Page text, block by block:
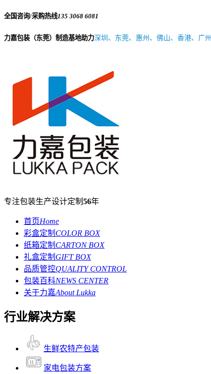
全国咨询/采购热线135 3068 6081
力嘉包装（东莞）制造基地助力深圳、东莞、惠州、佛山、香港、广州
专注包装生产设计定制 56年
首页Home
彩盒定制 COLOR BOX
纸箱定制 CARTON BOX
礼盒定制 GIFT BOX
品质管控QUALITY CONTROL
包装百科NEWS CENTER
关于力嘉About Lukka
行业解决方案
生鲜农特产包装
家电包装方案